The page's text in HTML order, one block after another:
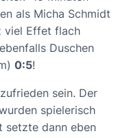
als Micha Schmidt
viel Effet flach
Duschen
0:5!
sein. Der
spielerisch
setzte dann eben